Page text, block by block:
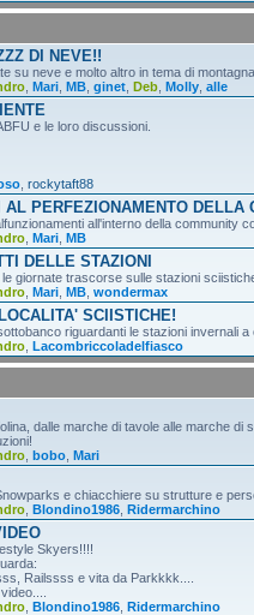
DI NEVE!!
su neve e molto altro in tema di
Mari MB ginet Deb Molly alle
e le loro discussioni.
rockytaft88
AL PERFEZIONAMENTO DELLA
all'interno della community
Mari MB
DELLE STAZIONI
giornate trascorse sulle stazioni
Mari MB wondermax
SCIISTICHE!
riguardanti le stazioni invernali a
Lacombriccoladelfiasco
dalle marche di tavole alle marche di
bobo Mari
e chiacchiere su strutture e
Blondino1986 Ridermarchino
Skyers!!!!
Railssss e vita da Parkkkk....
Blondino1986 Ridermarchino